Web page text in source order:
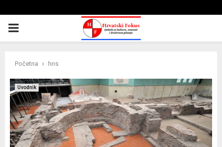
PRIMARY
Početna hns
Uvodnik